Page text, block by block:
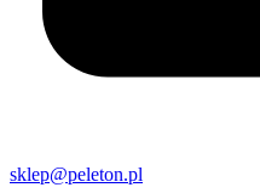
sklep@peleton.pl